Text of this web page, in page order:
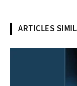
ARTICLES
© Agence de